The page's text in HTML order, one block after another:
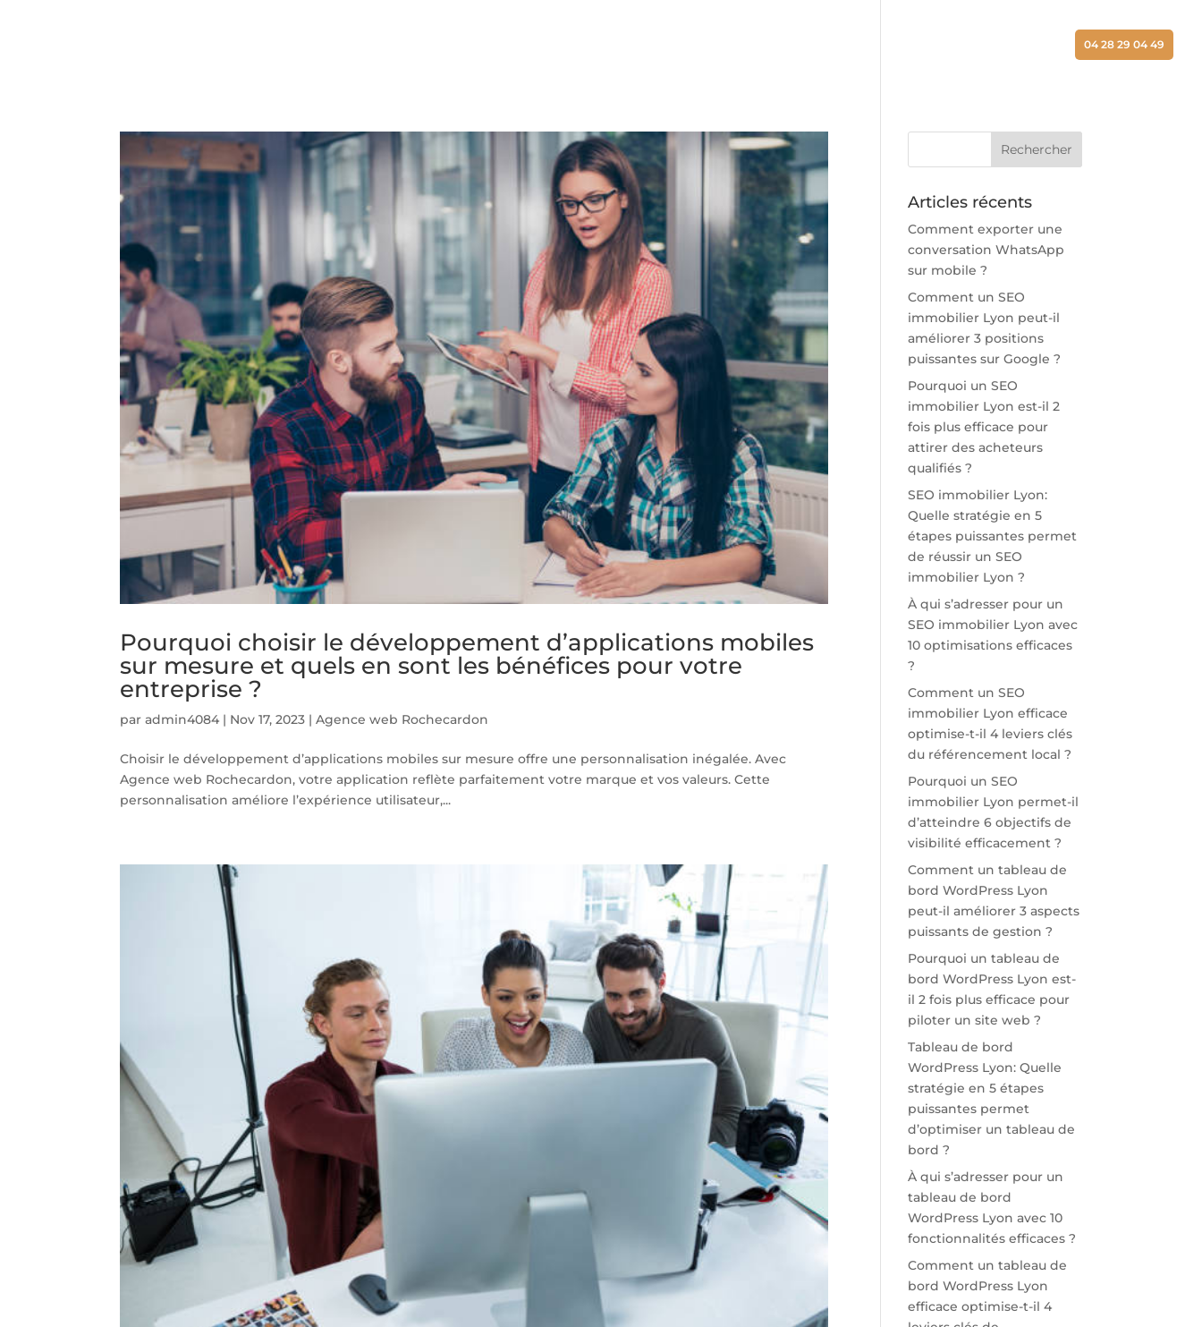
04 28 29 04 49
Pourquoi choisir le développement d’applications mobiles
sur mesure et quels en sont les bénéfices pour votre
entreprise ?
paradmin4084 | Nov 17, 2023 |Agence web Rochecardon
Choisir le développement d’applications mobiles sur mesure offre une personnalisation inégalée. Avec
Agence web Rochecardon, votre application reflète parfaitement votre marque et vos valeurs. Cette
personnalisation améliore l’expérience utilisateur,...
Articles récents
Comment exporter une
conversation WhatsApp
sur mobile ?
Comment un SEO
immobilier Lyon peut-il
améliorer 3 positions
puissantes sur Google ?
Pourquoi un SEO
immobilier Lyon est-il 2
fois plus efficace pour
attirer des acheteurs
qualifiés ?
SEO immobilier Lyon:
Quelle stratégie en 5
étapes puissantes permet
de réussir un SEO
immobilier Lyon ?
À qui s’adresser pour un
SEO immobilier Lyon avec
10 optimisations efficaces
?
Comment un SEO
immobilier Lyon efficace
optimise-t-il 4 leviers clés
du référencement local ?
Pourquoi un SEO
immobilier Lyon permet-il
d’atteindre 6 objectifs de
visibilité efficacement ?
Comment un tableau de
bord WordPress Lyon
peut-il améliorer 3 aspects
puissants de gestion ?
Pourquoi un tableau de
bord WordPress Lyon est-
il 2 fois plus efficace pour
piloter un site web ?
Tableau de bord
WordPress Lyon: Quelle
stratégie en 5 étapes
puissantes permet
d’optimiser un tableau de
bord ?
À qui s’adresser pour un
tableau de bord
WordPress Lyon avec 10
fonctionnalités efficaces ?
Comment un tableau de
bord WordPress Lyon
efficace optimise-t-il 4